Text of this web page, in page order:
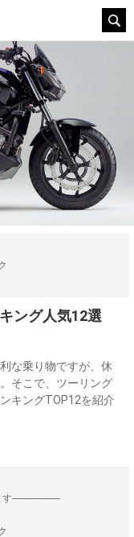
ング人気12選
な乗り物ですが、休
そこで、ツーリング
キングTOP12を紹介
--------------------